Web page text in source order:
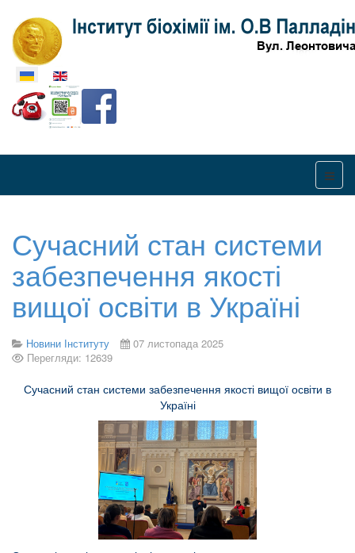
Оберіть свою мову
Сучасний стан системи
забезпечення якості
вищої освіти в Україні
Новини Інституту
07 листопада 2025
Перегляди: 12639
Сучасний стан системи забезпечення якості вищої освіти в
Україні